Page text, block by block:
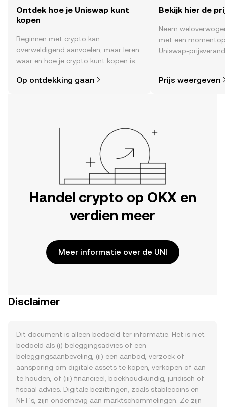
Ontdek hoe je Uniswap kunt
kopen
Beginnen met crypto kan
overweldigend aanvoelen, maar leren
waar en hoe je crypto kunt kopen is
reis op de mobiele app van OKX of
Op ontdekking gaan
Bekijk hier de
Neem
met een
Uniswap-
Prijs weergeven
Handel crypto op OKX en
verdien meer
Meer informatie over de UNI
Disclaimer
Dit document is alleen bedoeld ter informatie. Het is niet
bedoeld als (i) beleggingsadvies of een
beleggingsaanbeveling, (ii) een aanbod, verzoek of
aansporing om digitale assets te kopen, verkopen of aan
te houden, of (iii) financieel, boekhoudkundig, juridisch of
fiscaal advies. Digitale bezittingen, zoals stablecoins en
NFT's, zijn onderhevig aan marktschommelingen. Ze zijn